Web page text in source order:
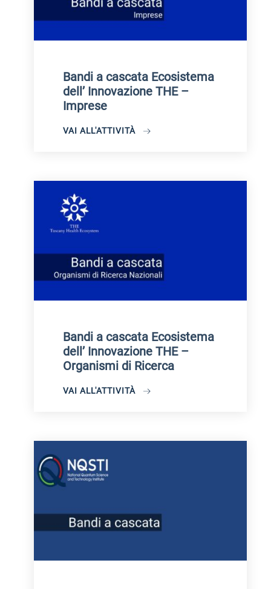
Bandi a cascata Ecosistema
dell’ Innovazione THE –
Imprese
VAI ALL'ATTIVITÀ
Bandi a cascata Ecosistema
dell’ Innovazione THE –
Organismi di Ricerca
VAI ALL'ATTIVITÀ